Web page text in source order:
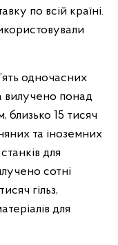
по всій країні.
одночасних
вилучено понад
близько 15 тисяч
та іноземних
для
сотні
гільз,
для